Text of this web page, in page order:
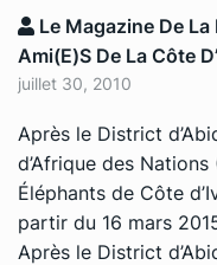
Le Magazine De
Ami(e)s De La Côte
juillet 30, 2010
Après le District
d’Afrique des
Éléphants de Côte
partir du 16 mars
Après le District